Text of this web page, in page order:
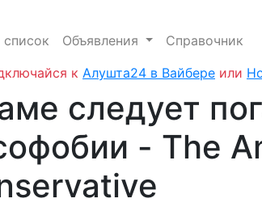
Объявления Справочник
к Алушта24 в Вайбере или
следует
- The